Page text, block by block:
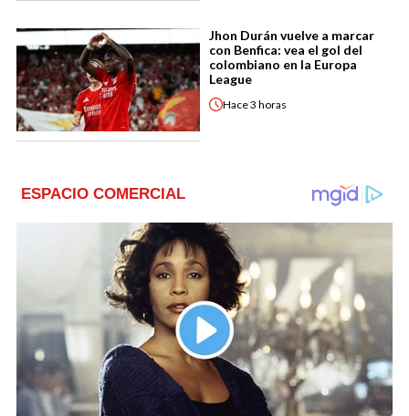
Jhon Durán vuelve a marcar
con Benfica: vea el gol del
colombiano en la Europa
League
Hace3 horas